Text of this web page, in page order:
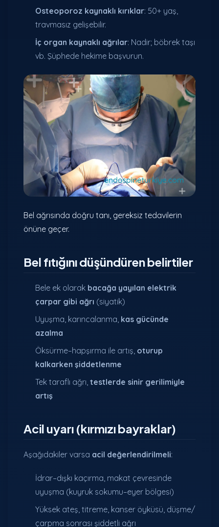
Osteoporoz kaynaklı kırıklar: 50+ yaş,
travmasız gelişebilir.
İç organ kaynaklı ağrılar: Nadir; böbrek taşı
vb. Şüphede hekime başvurun.
Bel ağrısında doğru tanı, gereksiz tedavilerin
önüne geçer.
Bel fıtığını düşündüren belirtiler
Bele ek olarak bacağa yayılan elektrik
çarpar gibi ağrı (siyatik)
Uyuşma, karıncalanma, kas gücünde
azalma
Öksürme–hapşırma ile artış, oturup
kalkarken şiddetlenme
Tek taraflı ağrı, testlerde sinir gerilimiyle
artış
Acil uyarı (kırmızı bayraklar)
Aşağıdakiler varsa acil değerlendirilmeli:
İdrar–dışkı kaçırma, makat çevresinde
uyuşma (kuyruk sokumu–eyer bölgesi)
Yüksek ateş, titreme, kanser öyküsü, düşme/
çarpma sonrası şiddetli ağrı